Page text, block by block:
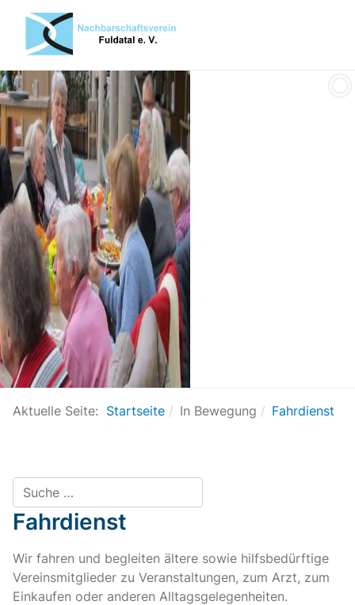
Aktuelle Seite: Startseite In Bewegung Fahrdienst
Suchen
Fahrdienst
Wir fahren und begleiten ältere sowie hilfsbedürftige
Vereinsmitglieder zu Veranstaltungen, zum Arzt, zum
Einkaufen oder anderen Alltagsgelegenheiten.